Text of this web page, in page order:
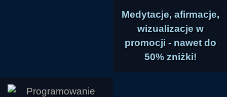
Medytacje, afirmacje,
wizualizacje w
promocji - nawet do
50% zniżki!